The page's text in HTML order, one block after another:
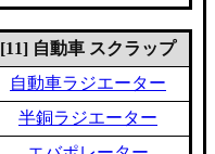
[11] 自動車 スクラップ
自動車ラジエーター
半銅ラジエーター